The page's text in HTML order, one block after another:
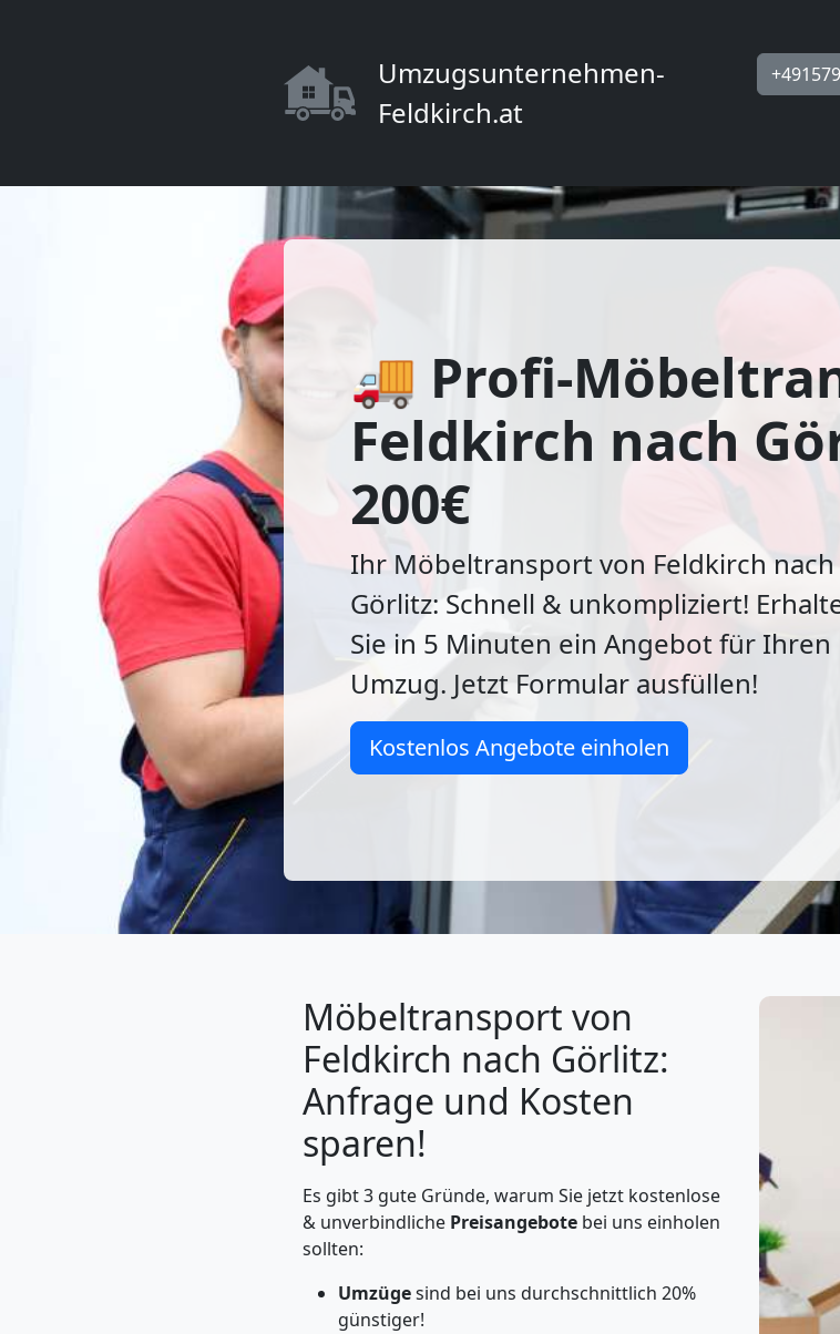
Umzugsunternehmen-
Feldkirch.at
🚚 Profi-
Feldkirch nach
200€
Ihr Möbeltransport von Feldkirch nach
Görlitz: Schnell & unkompliziert!
Sie in 5 Minuten ein Angebot für Ihren
Umzug. Jetzt Formular ausfüllen!
Kostenlos Angebote einholen
Möbeltransport von
Feldkirch nach Görlitz:
Anfrage und Kosten
sparen!
Es gibt 3 gute Gründe, warum Sie jetzt kostenlose
& unverbindliche Preisangebotebei uns einholen
sollten:
Umzügesind bei uns durchschnittlich 20%
günstiger!